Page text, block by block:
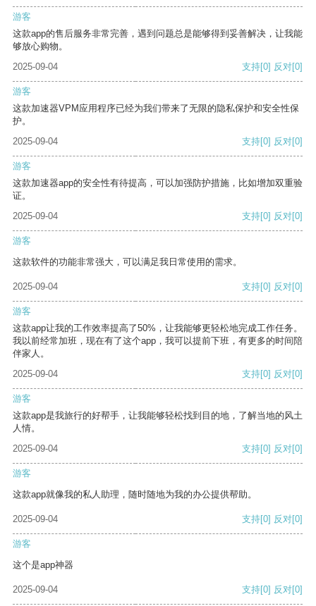
游客
这款app的售后服务非常完善，遇到问题总是能够得到妥善解决，让我能
够放心购物。
2025-09-04
支持[0] 反对[0]
游客
这款加速器VPM应用程序已经为我们带来了无限的隐私保护和安全性保
护。
2025-09-04
支持[0] 反对[0]
游客
这款加速器app的安全性有待提高，可以加强防护措施，比如增加双重验
证。
2025-09-04
支持[0] 反对[0]
游客
这款软件的功能非常强大，可以满足我日常使用的需求。
2025-09-04 支持[0] 反对[0]
游客
这款app让我的工作效率提高了50%，让我能够更轻松地完成工作任务。
我以前经常加班，现在有了这个app，我可以提前下班，有更多的时间陪
伴家人。
2025-09-04
支持[0] 反对[0]
游客
这款app是我旅行的好帮手，让我能够轻松找到目的地，了解当地的风土
人情。
2025-09-04
支持[0] 反对[0]
游客
这款app就像我的私人助理，随时随地为我的办公提供帮助。
2025-09-04 支持[0] 反对[0]
游客
这个是app神器
2025-09-04 支持[0] 反对[0]